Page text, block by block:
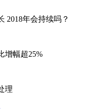
2018年会持续吗？
增幅超25%
理